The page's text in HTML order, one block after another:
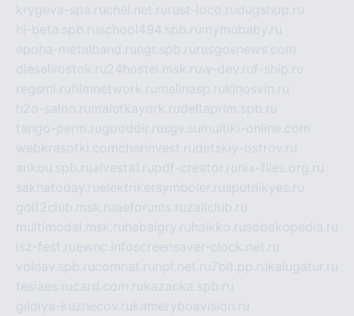
krygeva-spa.ruchel.net.ru rust-loco.rudugshop.ru
hl-beta.spb.ruschool494.spb.ru mymubaby.ru
epoha-metalband.ru ngr.spb.ru rusgosnews.com
dieselvostok.ru24hostel.msk.ruw-dev.ruf-ship.ru
regsmi.rufilmnetwork.ru malinasp.rukinosvin.ru
h2o-salon.ru malutkayork.rudeltaprim.spb.ru
tango-perm.rugooddir.rusgv.su multiki-online.com
webkrasotki.comcherinvest.rudetskiy-ostrov.ru
ankou.spb.rualvesta1.rupdf-creator.ru nix-files.org.ru
sakhatoday.ruelektrikersymboler.rusputnikyes.ru
golf2club.msk.ruaeforums.ruzallclub.ru
multimodal.msk.ru habaigry.ru haikko.rusobakopedia.ru
isz-fest.ruewnc.infoscreensaver-clock.net.ru
volnav.spb.rucomnat.ru npf.net.ru 7bit.pp.rukalugatur.ru
tesiaes.rucard.com.rukazanka.spb.ru
gildiya-kuznecov.rukameryboavision.ru